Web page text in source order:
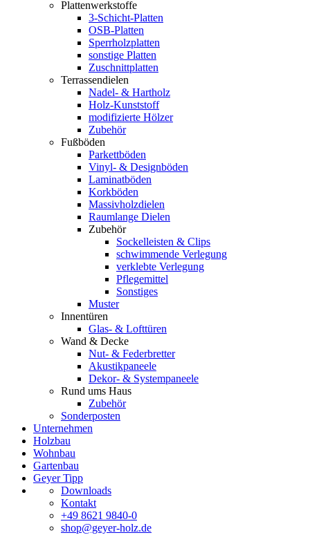
Plattenwerkstoffe
3-Schicht-Platten
OSB-Platten
Sperrholzplatten
sonstige Platten
Zuschnittplatten
Terrassendielen
Nadel- & Hartholz
Holz-Kunststoff
modifizierte Hölzer
Zubehör
Fußböden
Parkettböden
Vinyl- & Designböden
Laminatböden
Korkböden
Massivholzdielen
Raumlange Dielen
Zubehör
Sockelleisten & Clips
schwimmende Verlegung
verklebte Verlegung
Pflegemittel
Sonstiges
Muster
Innentüren
Glas- & Lofttüren
Wand & Decke
Nut- & Federbretter
Akustikpaneele
Dekor- & Systempaneele
Rund ums Haus
Zubehör
Sonderposten
Unternehmen
Holzbau
Wohnbau
Gartenbau
Geyer Tipp
Downloads
Kontakt
+49 8621 9840-0
shop@geyer-holz.de